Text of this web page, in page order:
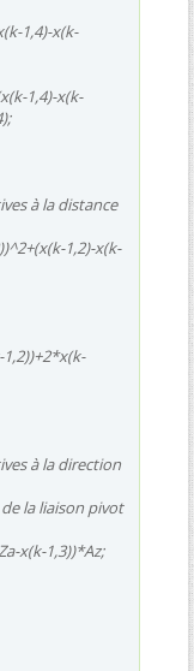
1,4)-x(k-
1,4)-x(k-
à la distance
1,2)-x(k-
à la direction
la liaison pivot
x(k-1,3))*Az;